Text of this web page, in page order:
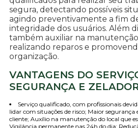
segura, detectando possíveis
agindo preventivamente a fim
integridade dos usuários. Além
também auxiliar na
realizando reparos e
organização.
VANTAGENS DO
SEGURANÇA E
Serviço qualificado, com profissionais
lidar com situações de risco; Maior
cliente; Auxílio na manutenção do local que
Vigilância permanente nas 24h do dia;